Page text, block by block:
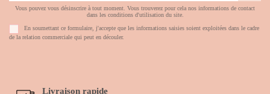
Vous pouvez vous désinscrire à tout moment. Vous trouverez pour cela nos informations de contact
dans les conditions d'utilisation du site.
En soumettant ce formulaire, j'accepte que les informations saisies soient exploitées dans le cadre
de la relation commerciale qui peut en découler.
Livraison rapide